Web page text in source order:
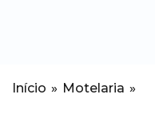
Início » Motelaria »